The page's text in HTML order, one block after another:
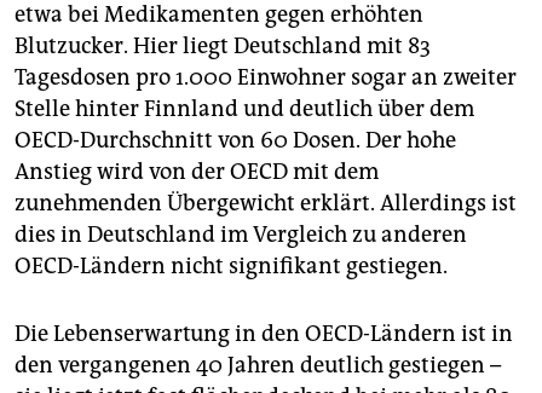
etwa bei Medikamenten gegen erhöhten
Blutzucker. Hier liegt Deutschland mit 83
Tagesdosen pro 1.000 Einwohner sogar an zweiter
Stelle hinter Finnland und deutlich über dem
OECD-Durchschnitt von 60 Dosen. Der hohe
Anstieg wird von der OECD mit dem
zunehmenden Übergewicht erklärt. Allerdings ist
dies in Deutschland im Vergleich zu anderen
OECD-Ländern nicht signifikant gestiegen.
Die Lebenserwartung in den OECD-Ländern ist in
den vergangenen 40 Jahren deutlich gestiegen –